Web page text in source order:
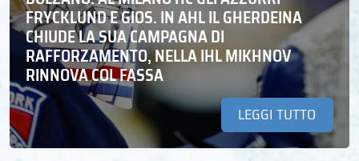
FRYCKLUND E GIOS. IN AHL IL GHERDEINA
CHIUDE LA SUA CAMPAGNA DI
RAFFORZAMENTO, NELLA IHL MIKHNOV
RINNOVA COL FASSA
LEGGI TUTTO